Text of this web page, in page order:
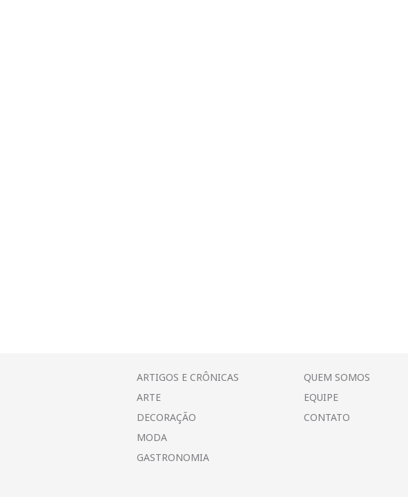
ARTIGOS E CRÔNICAS
ARTE
DECORAÇÃO
MODA
GASTRONOMIA
QUEM SOMOS
EQUIPE
CONTATO